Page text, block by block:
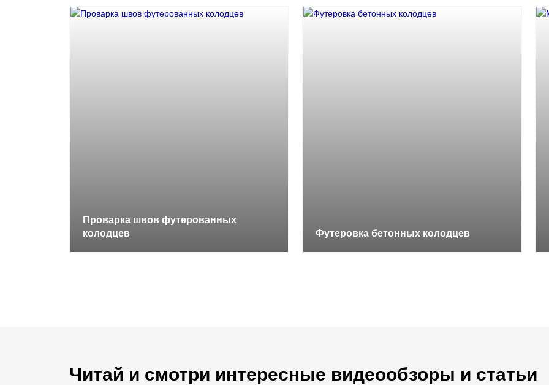
Проварка швов футерованных
колодцев
Футеровка бетонных колодцев
Читай и смотри интересные видеообзоры и статьи